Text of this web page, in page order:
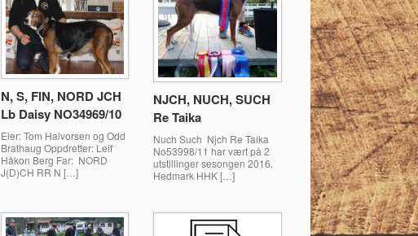
N, S, FIN, NORD JCH
Lb Daisy NO34969/10
Eier: Tom Halvorsen og Odd
Brathaug Oppdretter: Leif
Håkon Berg Far: NORD
J(D)CH RR N […]
NJCH, NUCH, SUCH
Re Taika
Nuch Such Njch Re Taika
No53998/11 har vært på 2
utstillinger sesongen 2016.
Hedmark HHK […]